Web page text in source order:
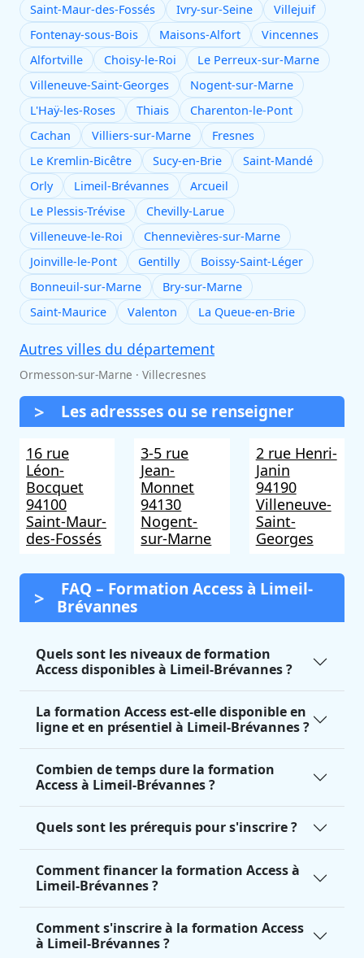
Saint-Maur-des-Fossés
Ivry-sur-Seine
Villejuif
Fontenay-sous-Bois
Maisons-Alfort
Vincennes
Alfortville
Choisy-le-Roi
Le Perreux-sur-Marne
Villeneuve-Saint-Georges
Nogent-sur-Marne
L'Haÿ-les-Roses
Thiais
Charenton-le-Pont
Cachan
Villiers-sur-Marne
Fresnes
Le Kremlin-Bicêtre
Sucy-en-Brie
Saint-Mandé
Orly
Limeil-Brévannes
Arcueil
Le Plessis-Trévise
Chevilly-Larue
Villeneuve-le-Roi
Chennevières-sur-Marne
Joinville-le-Pont
Gentilly
Boissy-Saint-Léger
Bonneuil-sur-Marne
Bry-sur-Marne
Saint-Maurice
Valenton La Queue-en-Brie
Autres villes du département
Ormesson-sur-Marne · Villecresnes
Les adressses ou se renseigner
16 rue
Léon-
Bocquet
94100
Saint-Maur-
des-Fossés
3-5 rue
Jean-
Monnet
94130
Nogent-
sur-Marne
2 rue Henri-
Janin
94190
Villeneuve-
Saint-
Georges
FAQ – Formation Access à Limeil-
Brévannes
Quels sont les niveaux de formation
Access disponibles à Limeil-Brévannes ?
La formation Access est-elle disponible en
ligne et en présentiel à Limeil-Brévannes ?
Combien de temps dure la formation
Access à Limeil-Brévannes ?
Quels sont les prérequis pour s'inscrire ?
Comment financer la formation Access à
Limeil-Brévannes ?
Comment s'inscrire à la formation Access
à Limeil-Brévannes ?